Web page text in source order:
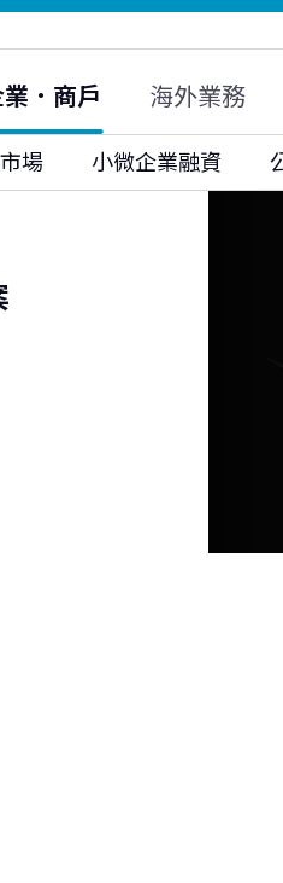
富邦投信
富邦科技保代
．商戶 海外業務
場 小微企業融資